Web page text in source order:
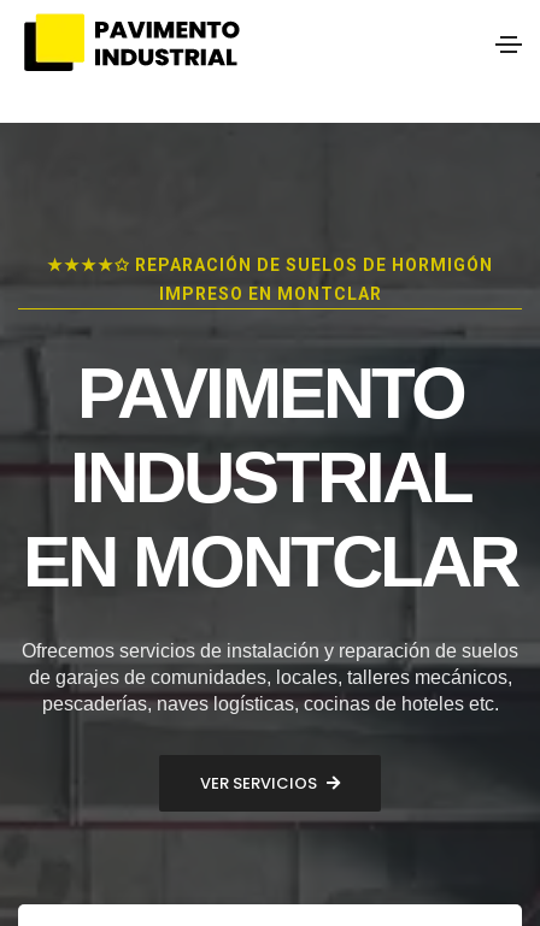
★★★★✩ REPARACIÓN DE SUELOS DE HORMIGÓN
IMPRESO EN MONTCLAR
PAVIMENTO
INDUSTRIAL
EN MONTCLAR
Ofrecemos servicios de instalación y reparación de suelos
de garajes de comunidades, locales, talleres mecánicos,
pescaderías, naves logísticas, cocinas de hoteles etc.
VER SERVICIOS